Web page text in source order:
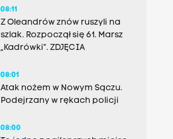
08:11
Z Oleandrów znów ruszyli na
szlak. Rozpoczął się 61. Marsz
„Kadrówki”. ZDJĘCIA
08:01
Atak nożem w Nowym Sączu.
Podejrzany w rękach policji
08:00